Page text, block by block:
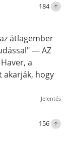
184
átlagember
— AZ
a
akarják, hogy
Jelentés
156